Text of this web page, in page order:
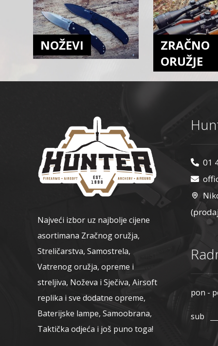
NOŽEVI
ZRAČNO
ORUŽJE
Najveći izbor uz najbolje cijene
asortimana Zračnog oružja,
Streličarstva, Samostrela,
Vatrenog oružja, opreme i
streljiva, Noževa i Sječiva, Airsoft
replika i sve dodatne opreme,
Baterijske lampe, Samoobrana,
Taktička odjeća i još puno toga!
01
pon -
sub